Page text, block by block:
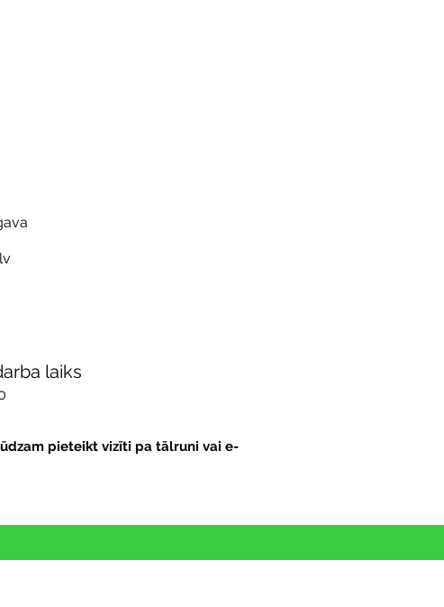
laiks
pieteikt vizīti pa tālruni vai e-